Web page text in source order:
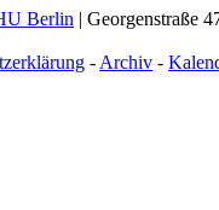
Berlin | Georgenstraße
- Archiv -